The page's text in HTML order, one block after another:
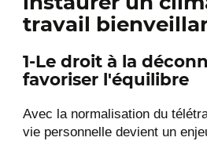
travail
1-Le droit à la
favoriser l'équilibre
Avec la normalisation du
vie personnelle devient un